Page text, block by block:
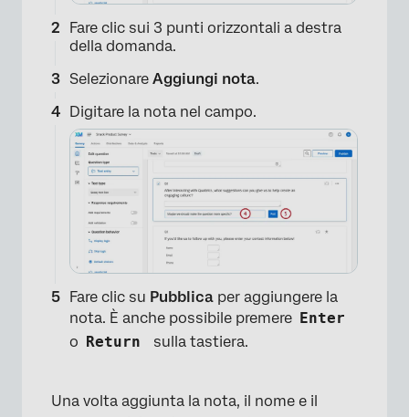
Fare clic sui 3 punti orizzontali a destra
della domanda.
Selezionare Aggiungi nota.
Digitare la nota nel campo.
Fare clic su Pubblica per aggiungere la
nota. È anche possibile premere Enter
o Return sulla tastiera.
Una volta aggiunta la nota, il nome e il